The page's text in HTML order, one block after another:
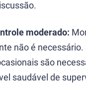
moderado:
não é necessário.
são
saudável de